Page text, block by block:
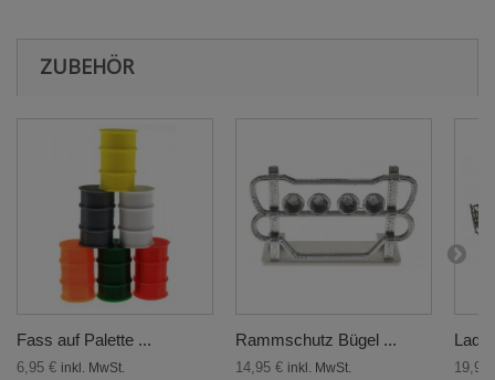
ZUBEHÖR
Fass auf Palette ...
6,95 € inkl. MwSt.
Rammschutz Bügel ...
14,95 € inkl. MwSt.